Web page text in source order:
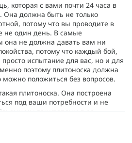
которая с вами почти 24 часа в
Она должна быть не только
потому что вы проводите в
не один день. В самые
не должна давать вам ни
потому что каждый бой,
испытание для вас, но и для
поэтому плитоноска должна
можно положиться без вопросов.
плитоноска. Она построена
под ваши потребности и не
мы так уверены в ее